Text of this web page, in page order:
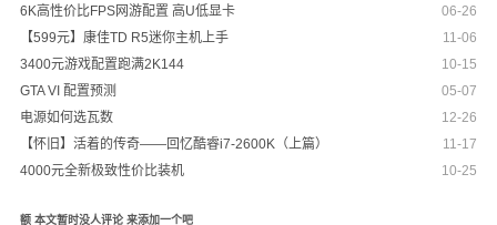
06-26
6K高性价比FPS网游配置 高U低显卡
11-06
【599元】康佳TD R5迷你主机上手
10-15
3400元游戏配置跑满2K144
05-07
GTA VI 配置预测
12-26
电源如何选瓦数
11-17
【怀旧】活着的传奇——回忆酷睿i7-2600K（上篇）
10-25
4000元全新极致性价比装机
额 本文暂时没人评论 来添加一个吧